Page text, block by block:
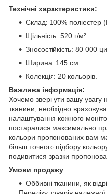
Технічні характеристики:
Склад: 100% поліестер
Щільність: 520 г/м².
Зносостійкість: 80 000
Ширина: 145 см.
Колекція: 20 кольорів.
Важлива інформація:
Хочемо звернути вашу увагу
тканини, необхідно
налаштування кожного
постаралися максимально
кольори пропонованих вам
більш точного підбору
подивитися зразки
Умови продажу
Оббивні тканини, як
Переліку товарів